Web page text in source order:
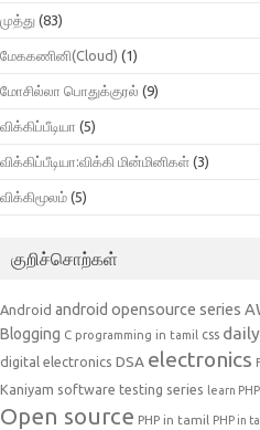
முத்து (83)
மேககணினி(Cloud) (1)
மோசில்லா பொதுக்குரல் (9)
விக்கிப்பீடியா (5)
விக்கிப்பீடியா:விக்கி மின்மினிகள் (3)
விக்கிமூலம் (5)
குறிச்சொற்கள்
Android android opensource series
Blogging C programming in tamil css
digital electronics DSA electronics
Kaniyam software testing series learn
Open source PHP in tamil PHP in